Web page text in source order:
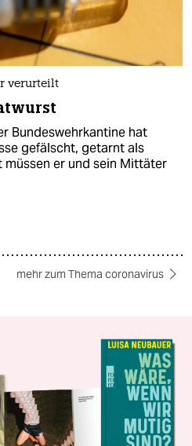
verurteilt
Bundeswehrkantine hat
gefälscht, getarnt als
er und sein Mittäter
mehr zum Thema coronavirus